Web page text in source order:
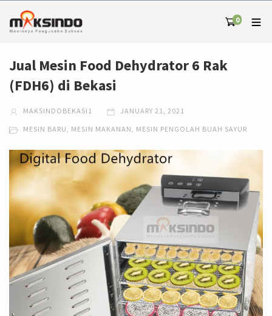
0
Jual Mesin Food Dehydrator 6 Rak
(FDH6) di Bekasi
MAKSINDOBEKASI1 JANUARY 21, 2021
MESIN BARU, MESIN MAKANAN, MESIN PENGOLAH BUAH SAYUR